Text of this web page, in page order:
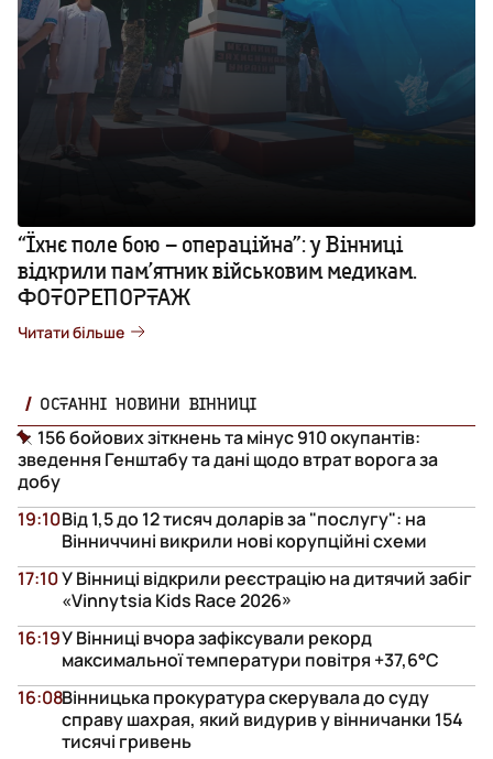
“Їхнє поле бою – операційна”: у Вінниці
відкрили пам’ятник військовим медикам.
ФОТОРЕПОРТАЖ
Читати більше
ОСТАННІ НОВИНИ ВІННИЦІ
156 бойових зіткнень та мінус 910 окупантів:
зведення Генштабу та дані щодо втрат ворога за
добу
Від 1,5 до 12 тисяч доларів за "послугу": на
Вінниччині викрили нові корупційні схеми
19:10
У Вінниці відкрили реєстрацію на дитячий забіг
«Vinnytsia Kids Race 2026»
17:10
У Вінниці вчора зафіксували рекорд
максимальної температури повітря +37,6°С
16:19
Вінницька прокуратура скерувала до суду
справу шахрая, який видурив у вінничанки 154
тисячі гривень
16:08